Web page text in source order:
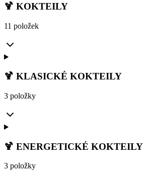
🍹 KOKTEILY
11 položek
🍹 KLASICKÉ KOKTEILY
3 položky
🍹 ENERGETICKÉ KOKTEILY
3 položky